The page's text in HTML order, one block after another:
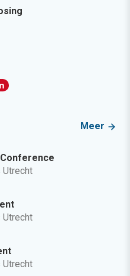
Meer
Utrecht
Utrecht
Utrecht